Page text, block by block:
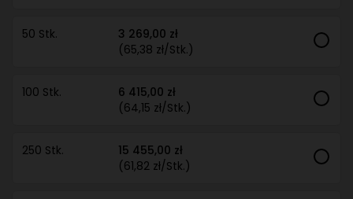
50 Stk.
3 269,00 zł
(65,38 zł/Stk.)
100 Stk.
6 415,00 zł
(64,15 zł/Stk.)
250 Stk.
15 455,00 zł
(61,82 zł/Stk.)